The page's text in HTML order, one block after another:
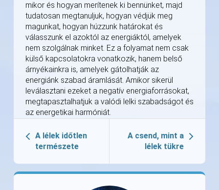
mikor és hogyan merítenek ki bennünket, majd
tudatosan megtanuljuk, hogyan védjük meg
magunkat, hogyan húzzunk határokat és
válasszunk el azoktól az energiáktól, amelyek
nem szolgálnak minket. Ez a folyamat nem csak
külső kapcsolatokra vonatkozik, hanem belső
árnyékainkra is, amelyek gátolhatják az
energiánk szabad áramlását. Amikor sikerül
leválasztani ezeket a negatív energiaforrásokat,
megtapasztalhatjuk a valódi lelki szabadságot és
az energetikai harmóniát.
A lélek időtlen
természete
A csend, mint a
lélek tükre